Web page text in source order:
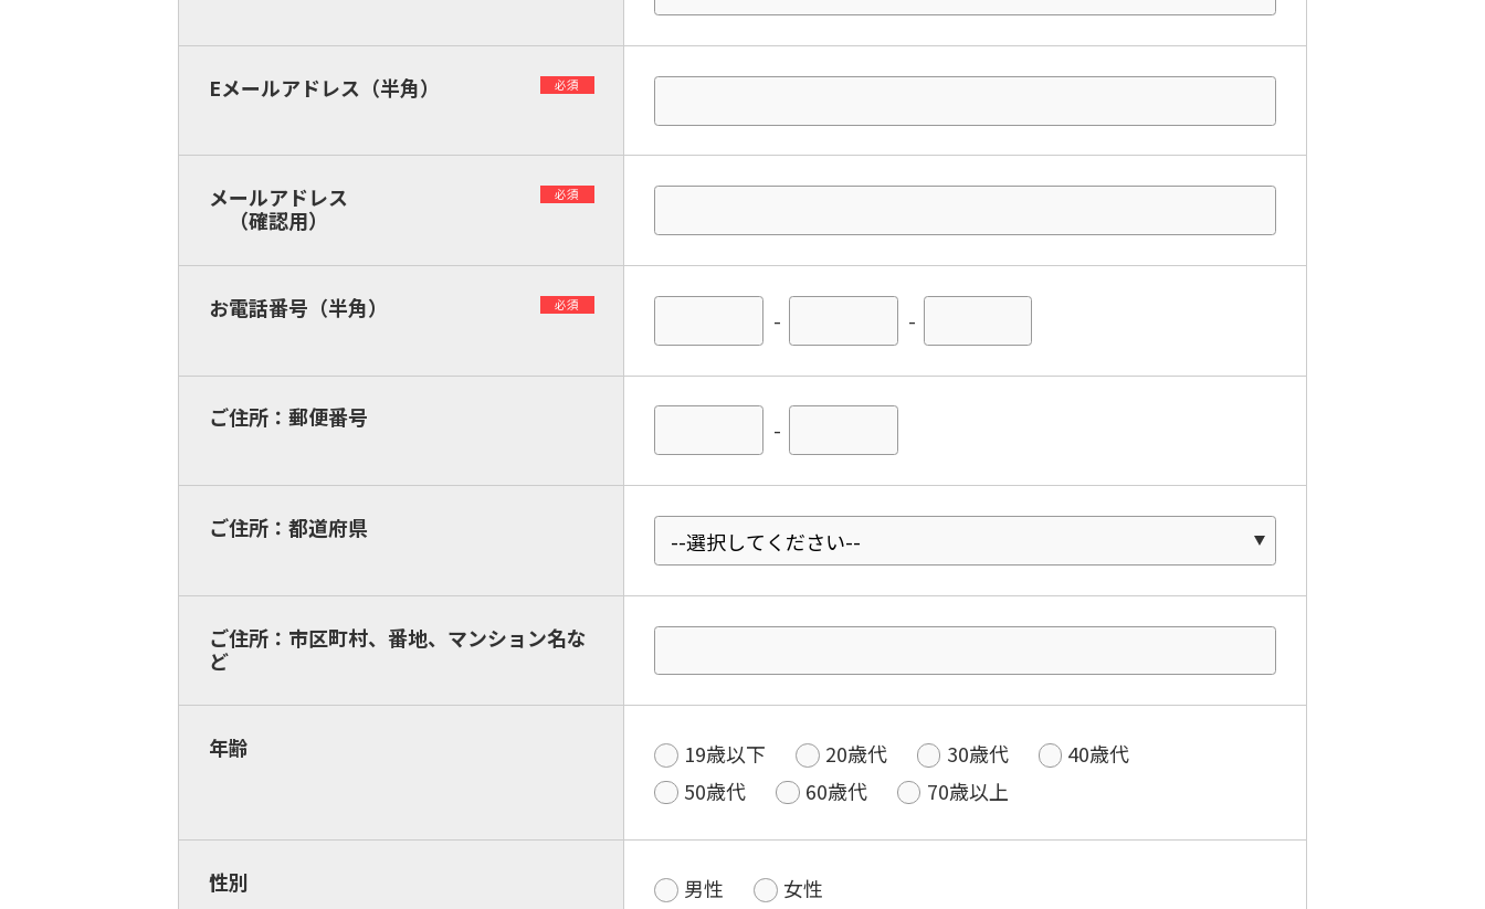
Eメールアドレス（半角） 必須
メールアドレス
（確認用）
必須
お電話番号（半角） 必須
- -
ご住所：郵便番号 -
ご住所：都道府県
ご住所：市区町村、番地、マンション名な
ど
年齢 19歳以下 20歳代 30歳代
40歳代
50歳代
60歳代 70歳以上
性別 男性 女性